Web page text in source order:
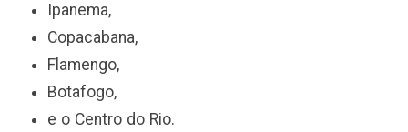
Ipanema,
Copacabana,
Flamengo,
Botafogo,
e o Centro do Rio.